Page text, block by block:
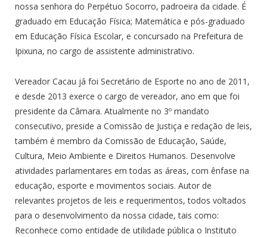
nossa senhora do Perpétuo Socorro, padroeira da cidade. É
graduado em Educação Física; Matemática e pós-graduado
em Educação Física Escolar, e concursado na Prefeitura de
Ipixuna, no cargo de assistente administrativo.
Vereador Cacau já foi Secretário de Esporte no ano de 2011,
e desde 2013 exerce o cargo de vereador, ano em que foi
presidente da Câmara. Atualmente no 3º mandato
consecutivo, preside a Comissão de Justiça e redação de leis,
também é membro da Comissão de Educação, Saúde,
Cultura, Meio Ambiente e Direitos Humanos. Desenvolve
atividades parlamentares em todas as áreas, com ênfase na
educação, esporte e movimentos sociais. Autor de
relevantes projetos de leis e requerimentos, todos voltados
para o desenvolvimento da nossa cidade, tais como:
Reconhece como entidade de utilidade pública o Instituto